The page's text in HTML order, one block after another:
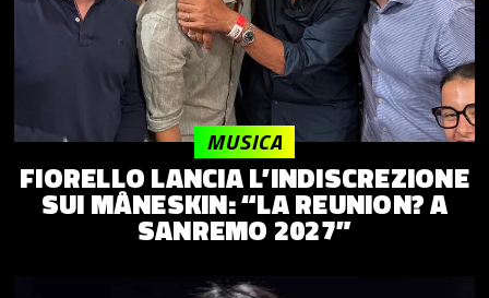
FIORELLO LANCIA L’INDISCREZIONE
SUI MÅNESKIN: “LA REUNION? A
SANREMO 2027”
MUSICA